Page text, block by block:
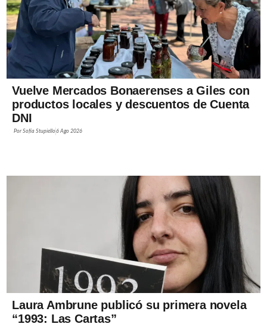
Vuelve Mercados Bonaerenses a Giles con
productos locales y descuentos de Cuenta
DNI
PorSofía Stupiello6 Ago 2026
Laura Ambrune publicó su primera novela
“1993: Las Cartas”